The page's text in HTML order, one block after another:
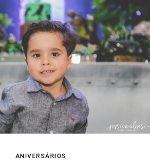
ANIVERSÁRIOS